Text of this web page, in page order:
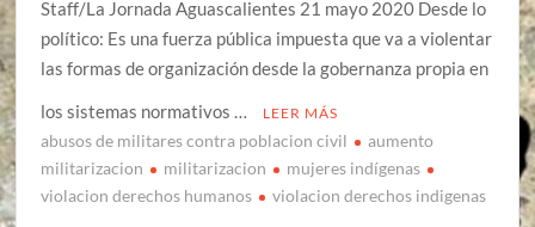
Staff/La Jornada Aguascalientes 21 mayo 2020 Desde lo
político: Es una fuerza pública impuesta que va a violentar
las formas de organización desde la gobernanza propia en
los sistemas normativos …
LEER MÁS
abusos de militares contra poblacion civil
aumento
militarizacion
militarizacion
mujeres indígenas
violacion derechos humanos
violacion derechos indigenas